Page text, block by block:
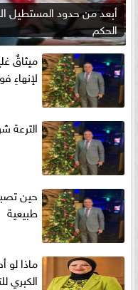
أبعد من حدود المستطيل
الحكم
ميثاقٌ
لإنهاءِ
الترعة
حين
طبيعية
ماذا لو
الكبري